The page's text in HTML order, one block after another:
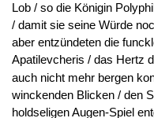
Lob / so die Königin
/ damit sie seine Würde
aber entzündeten die
Apatilevcheris / das Hertz
auch nicht mehr bergen
winckenden Blicken / den
holdseligen Augen-Spiel